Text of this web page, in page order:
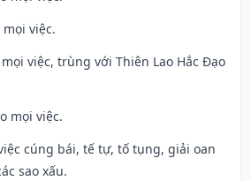
việc.
việc, trùng với Thiên Lao Hắc Đạo
mọi việc.
cúng bái, tế tự, tố tụng, giải oan
sao xấu.